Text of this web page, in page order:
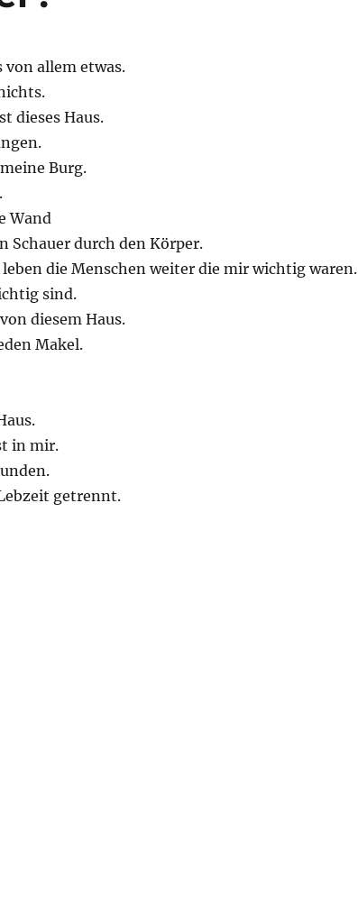
allem etwas.
dieses Haus.
Burg.
Wand
Schauer durch den Körper.
leben die Menschen weiter die mir wichtig waren.
sind.
diesem Haus.
Makel.
in mir.
getrennt.